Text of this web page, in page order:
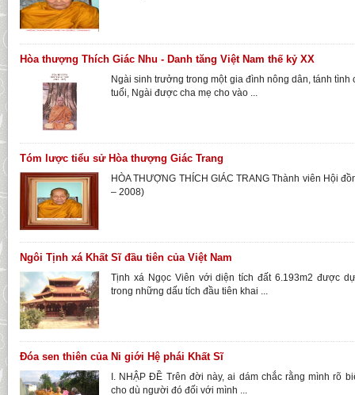
Hòa thượng Thích Giác Nhu - Danh tăng Việt Nam thế kỷ XX
Ngài sinh trưởng trong một gia đình nông dân, tánh
tuổi, Ngài được cha mẹ cho vào ...
Tóm lược tiểu sử Hòa thượng Giác Trang
HÒA THƯỢNG THÍCH GIÁC TRANG Thành viên Hội
– 2008)
Ngôi Tịnh xá Khất Sĩ đầu tiên của Việt Nam
Tịnh xá Ngọc Viên với diện tích đất 6.193m2 được
trong những dấu tích đầu tiên khai ...
Đóa sen thiên của Ni giới Hệ phái Khất Sĩ
I. NHẬP ÐỀ Trên đời này, ai dám chắc rằng mình rõ
cho dù người đó đối với mình ...